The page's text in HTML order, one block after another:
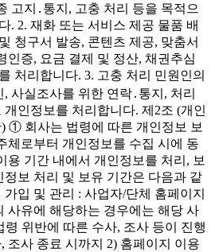
고지․통지, 고충 처리 등을 목적으
. 2. 재화 또는 서비스 제공 물품 배
청구서 발송, 콘텐츠 제공, 맞춤서
인증, 요금 결제 및 정산, 채권추심
처리합니다. 3. 고충 처리 민원인의
사실조사를 위한 연락․통지, 처리
인정보를 처리합니다. 제2조 (개인
① 회사는 법령에 따른 개인정보 보
체로부터 개인정보를 수집 시에 동
용 기간 내에서 개인정보를 처리, 보
보 처리 및 보유 기간은 다음과 같
입 및 관리 : 사업자/단체 홈페이지
사유에 해당하는 경우에는 해당 사
령 위반에 따른 수사, 조사 등이 진행
조사 종료 시까지 2) 홈페이지 이용